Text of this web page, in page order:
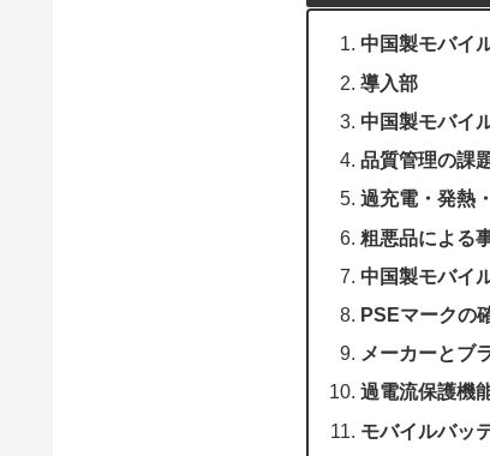
中国製モバイ
導入部
中国製モバイ
品質管理の課
過充電・発熱
粗悪品による
中国製モバイ
PSEマークの
メーカーとブ
過電流保護機
モバイルバッ